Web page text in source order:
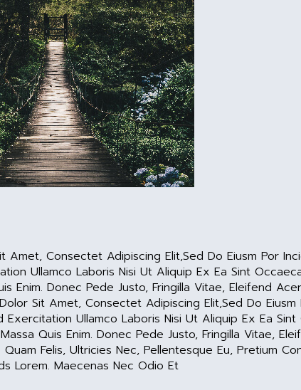
Amet, Consectet Adipiscing Elit,sed Do Eiusm Por
Ullamco Laboris Nisi Ut Aliquip Ex Ea Sint
Enim. Donec Pede Justo, Fringilla Vitae, Eleifend
Sit Amet, Consectet Adipiscing Elit,sed Do
Exercitation Ullamco Laboris Nisi Ut Aliquip Ex Ea
Quis Enim. Donec Pede Justo, Fringilla Vitae,
Quam Felis, Ultricies Nec, Pellentesque Eu, Pretium
Lorem. Maecenas Nec Odio Et